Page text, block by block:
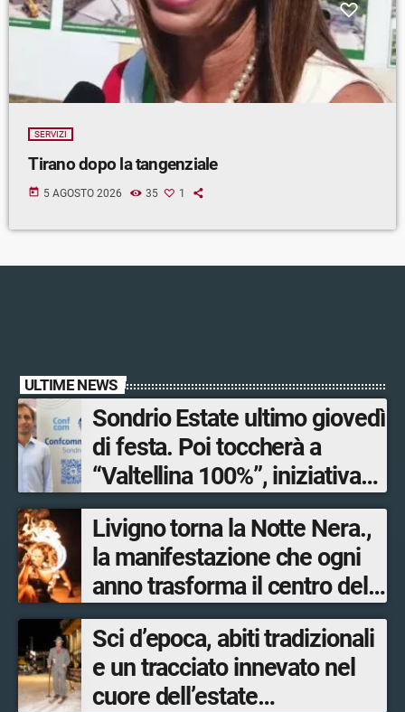
SERVIZI
Tirano dopo la tangenziale
today 5 AGOSTO 2026 35 1
ULTIME NEWS
Sondrio Estate ultimo giovedì
di festa. Poi toccherà a
“Valtellina 100%”, iniziativa
ideata e organizzata
dall’Associazione
mandamentale di
Confcommercio Sondrio in
collaborazione con Sondrio
Shopping.
Livigno torna la Notte Nera.,
la manifestazione che ogni
anno trasforma il centro del
paese in un palcoscenico a
cielo aperto
Sci d’epoca, abiti tradizionali
e un tracciato innevato nel
cuore dell’estate